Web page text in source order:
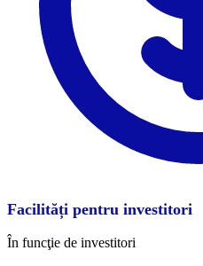
Facilități pentru investitori
În funcţie de investitori